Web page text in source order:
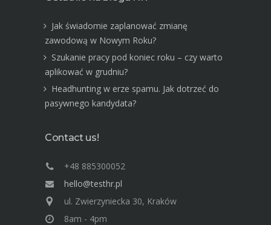
Jak świadomie zaplanować zmianę
zawodową w Nowym Roku?
Szukanie pracy pod koniec roku – czy warto
aplikować w grudniu?
Headhunting w erze spamu. Jak dotrzeć do
pasywnego kandydata?
Contact us!
+48 885300052
hello@testhr.pl
ul. Zwierzyniecka 30, Kraków
8am - 4pm